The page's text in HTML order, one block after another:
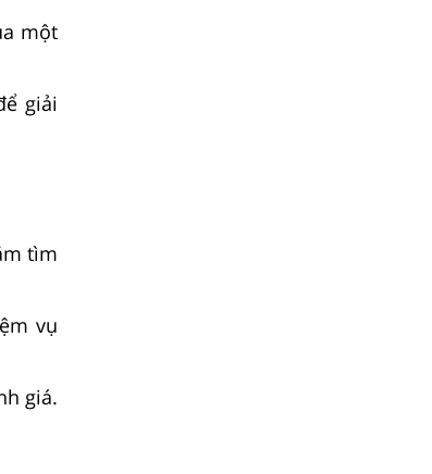
một
giải
tìm
vụ
giá.